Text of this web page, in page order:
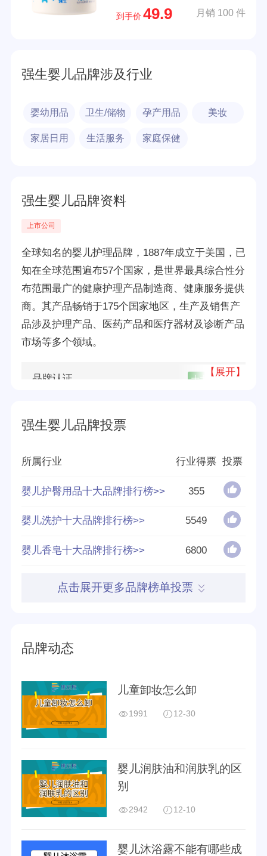
g
到手价 49.9 月销 100 件
强生婴儿品牌涉及行业
婴幼用品 卫生/储物 孕产用品 美妆
家居日用 生活服务 家庭保健
强生婴儿品牌资料
上市公司
全球知名的婴儿护理品牌，1887年成立于美国，已
知在全球范围遍布57个国家，是世界最具综合性分
布范围最广的健康护理产品制造商、健康服务提供
商。其产品畅销于175个国家地区，生产及销售产
品涉及护理产品、医药产品和医疗器材及诊断产品
市场等多个领域。
品牌认证 十大 优质
86%
【展开】
强生婴儿品牌投票
所属行业 行业得票 投票
婴儿护臀用品十大品牌排行榜>> 355
婴儿洗护十大品牌排行榜>> 5549
婴儿香皂十大品牌排行榜>> 6800
点击展开更多品牌榜单投票
品牌动态
儿童卸妆怎么卸
1991 12-30
婴儿润肤油和润肤乳的区
别
2942 12-10
婴儿沐浴露不能有哪些成